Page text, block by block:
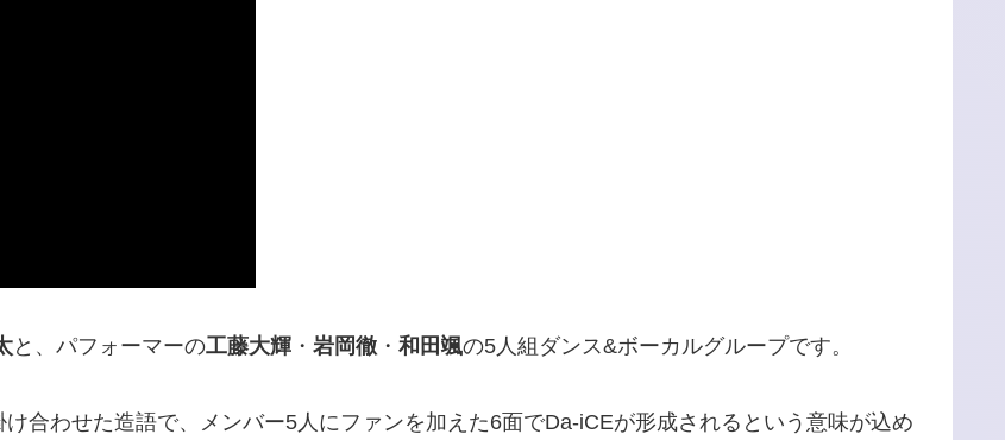
と、パフォーマーの工藤大輝 ・ 岩岡徹 ・ 和田颯の5人組ダンス&ボーカルグループです。
け合わせた造語で、メンバー5人にファンを加えた6面でDa-iCEが形成されるという意味が込め